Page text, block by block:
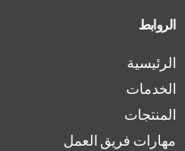
الروابط
الرئيسية
الخدمات
المنتجات
مهارات فريق العمل